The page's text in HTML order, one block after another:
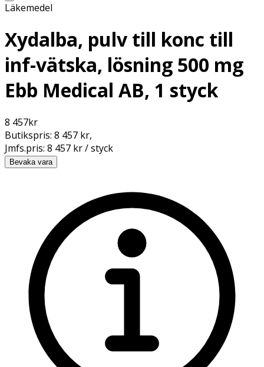
Läkemedel
Xydalba, pulv till konc till
inf-vätska, lösning 500 mg
Ebb Medical AB, 1 styck
8 457kr
Butikspris: 8 457 kr,
Jmfs.pris: 8 457 kr / styck
Bevaka vara